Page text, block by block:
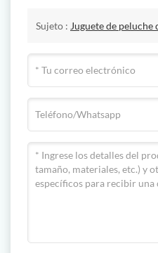
Sujeto : Juguete de